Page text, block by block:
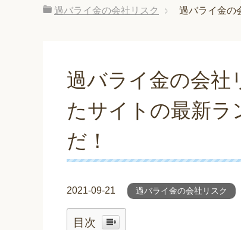
過バライ金の会社リスク
過バライ金の
過バライ金の会社
たサイトの最新ラ
だ！
2021-09-21 過バライ金の会社リスク
目次